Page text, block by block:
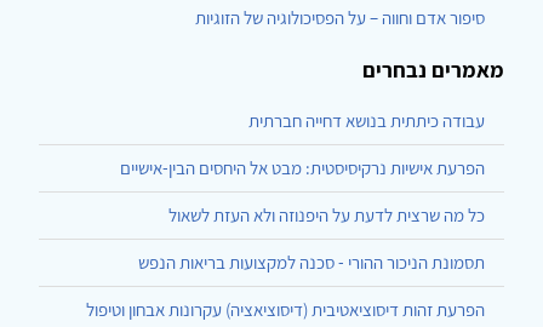
סיפור אדם וחווה – על הפסיכולוגיה של הזוגיות
מאמרים נבחרים
עבודה כיתתית בנושא דחייה חברתית
הפרעת אישיות נרקיסיסטית: מבט אל היחסים הבין-אישיים
כל מה שרצית לדעת על היפנוזה ולא העזת לשאול
תסמונת הניכור ההורי - סכנה למקצועות בריאות הנפש
הפרעת זהות דיסוציאטיבית (דיסוציאציה) עקרונות אבחון וטיפול